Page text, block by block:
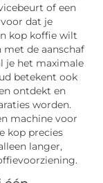
of een
dat je
kop koffie wilt
de aanschaf
je het maximale
betekent ook
ontdekt en
worden.
machine voor
kop precies
langer,